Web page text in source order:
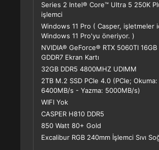
Series 2 Intel® Core™ Ultra 5 250K
işlemci
Windows 11 Pro ( Casper, işletmeler
Windows 11 Pro'yu öneriyor. )
NVIDIA® GeForce® RTX 5060TI 16GB
GDDR7 Ekran Kartı
32GB DDR5 4800MHZ UDIMM
2TB M.2 SSD PCle 4.0 (PCle; Okuma:
6400MB/s - Yazma: 5000MB/s)
WIFI Yok
CASPER H810 DDR5
850 Watt 80+ Gold
Excalibur RGB 240mm İşlemci Sıvı